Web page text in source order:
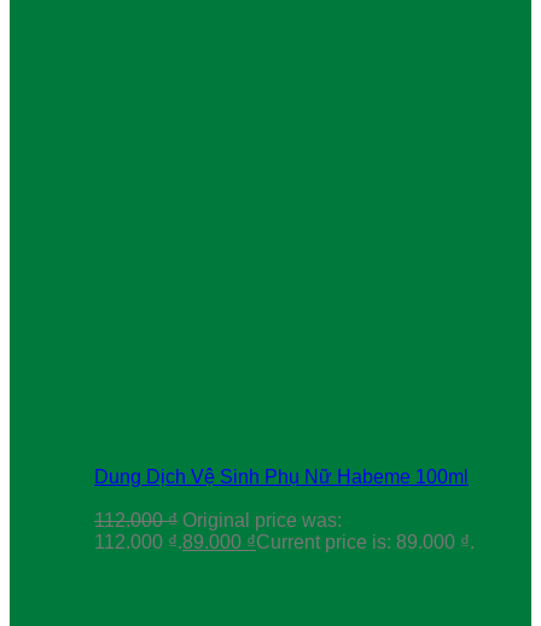
Dung Dịch Vệ Sinh Phụ Nữ Habeme 100ml
112.000₫ Original price was:
112.000 ₫.89.000 ₫Current price is: 89.000 ₫.